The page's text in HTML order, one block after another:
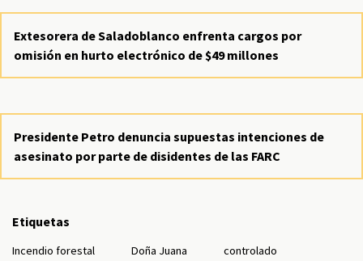
Extesorera de Saladoblanco enfrenta cargos por
omisión en hurto electrónico de $49 millones
Presidente Petro denuncia supuestas intenciones de
asesinato por parte de disidentes de las FARC
Etiquetas
Incendio forestal Doña Juana
controlado